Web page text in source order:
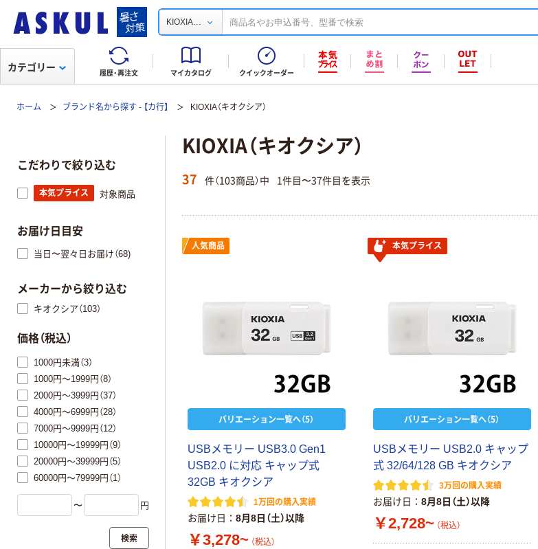
KIOXIA...
履歴・再注文 マイカタログ クイックオーダー
カテゴリー
ホーム ブランド名から探す - 【カ行】 KIOXIA（キオクシア）
KIOXIA（キオクシア）
37 件（103商品）中 1件目〜37件目を表示
人気商品
バリエーション一覧へ（5）
USBメモリー USB3.0 Gen1
USB2.0 に対応 キャップ式
32GB キオクシア
1万回の購入実績
お届け日 8月8日（土）以降
￥3,278~ （税込）
本気プライス
バリエーション一覧へ（5）
USBメモリー USB2.0 キャップ
式 32/64/128 GB キオクシア
3万回の購入実績
お届け日 8月8日（土）以降
￥2,728~ （税込）
こだわりで絞り込む
本気プライス 対象商品
お届け日目安
当日〜翌々日お届け（68)
メーカーから絞り込む
キオクシア（103）
価格（税込）
1000円未満（3）
1000円～1999円（8）
2000円～3999円（37）
4000円～6999円（28）
7000円～9999円（12）
10000円～19999円（9）
20000円～39999円（5）
60000円～79999円（1）
〜 円
検索